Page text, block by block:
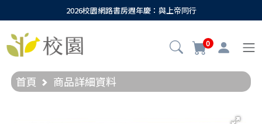
2026校園網路書房週年慶：與上帝同行
0
首頁 商品詳細資料